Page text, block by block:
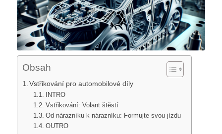
Obsah
Vstřikování pro automobilové díly
INTRO
Vstřikování: Volant štěstí
Od nárazníku k nárazníku: Formujte svou jízdu
OUTRO